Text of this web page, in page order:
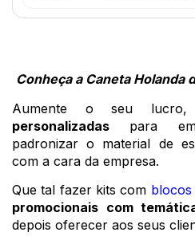
Conheça a Caneta Holanda
Aumente o seu lucro,
personalizadas para
padronizar o material de
com a cara da empresa.
Que tal fazer kits com blocos
promocionais com
depois oferecer aos seus